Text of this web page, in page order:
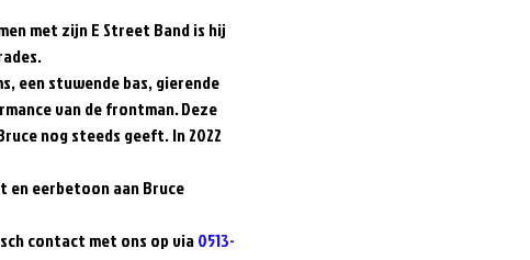
met zijn E Street Band is hij
een stuwende bas, gierende
van de frontman. Deze
nog steeds geeft. In 2022
en eerbetoon aan Bruce
contact met ons op via 0513-